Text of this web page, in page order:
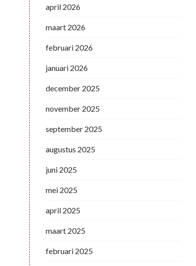
april 2026
maart 2026
februari 2026
januari 2026
december 2025
november 2025
september 2025
augustus 2025
juni 2025
mei 2025
april 2025
maart 2025
februari 2025